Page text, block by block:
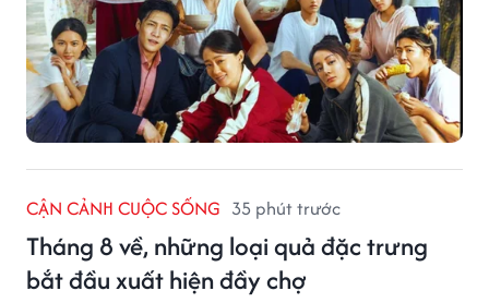
CẬN CẢNH CUỘC SỐNG 35 phút trước
Tháng 8 về, những loại quả đặc trưng
bắt đầu xuất hiện đầy chợ